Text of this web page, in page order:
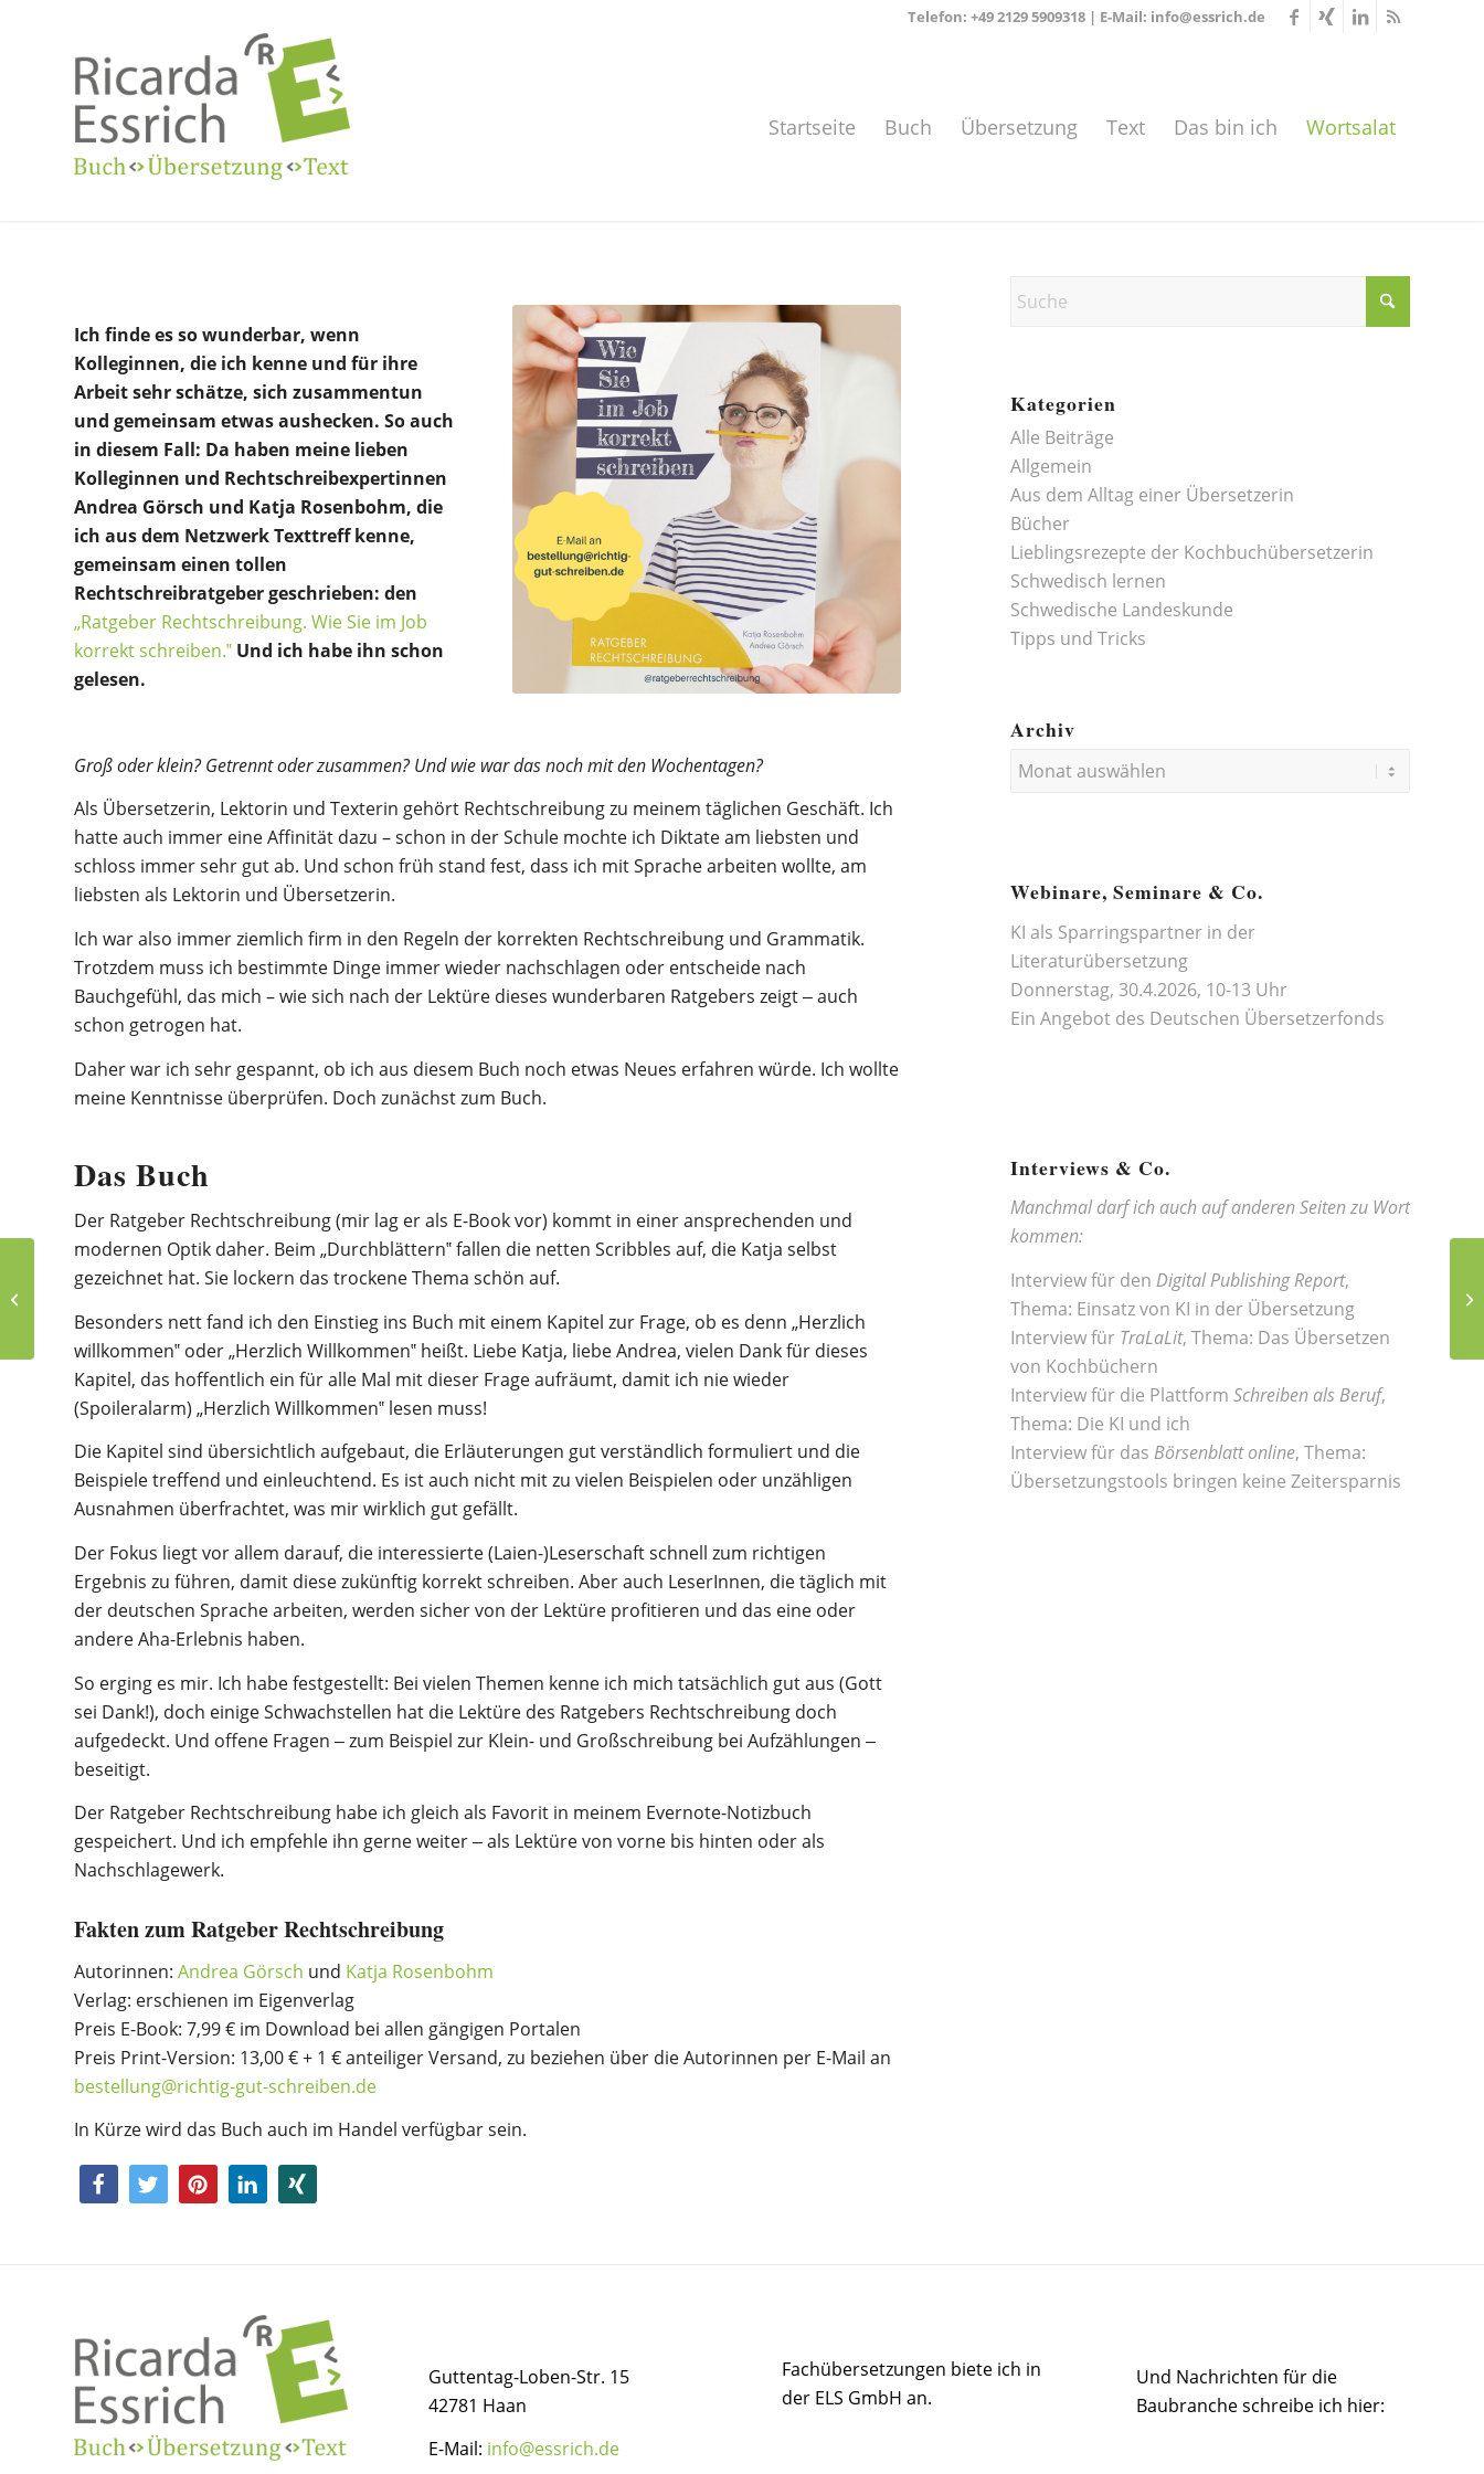
Telefon: +49 2129 5909318 | E-Mail: info@essrich.de
Startseite Buch Übersetzung Text Das bin ich Wortsalat
Ich finde es so wunderbar, wenn
Kolleginnen, die ich kenne und für ihre
Arbeit sehr schätze, sich zusammentun
und gemeinsam etwas aushecken. So auch
in diesem Fall: Da haben meine lieben
Kolleginnen und Rechtschreibexpertinnen
Andrea Görsch und Katja Rosenbohm, die
ich aus dem Netzwerk Texttreff kenne,
gemeinsam einen tollen
Rechtschreibratgeber geschrieben: den
„Ratgeber Rechtschreibung. Wie Sie im Job
korrekt schreiben.‟ Und ich habe ihn schon
gelesen.
Groß oder klein? Getrennt oder zusammen? Und wie war das noch mit den Wochentagen?
Als Übersetzerin, Lektorin und Texterin gehört Rechtschreibung zu meinem täglichen Geschäft. Ich
hatte auch immer eine Affinität dazu – schon in der Schule mochte ich Diktate am liebsten und
schloss immer sehr gut ab. Und schon früh stand fest, dass ich mit Sprache arbeiten wollte, am
liebsten als Lektorin und Übersetzerin.
Ich war also immer ziemlich firm in den Regeln der korrekten Rechtschreibung und Grammatik.
Trotzdem muss ich bestimmte Dinge immer wieder nachschlagen oder entscheide nach
Bauchgefühl, das mich – wie sich nach der Lektüre dieses wunderbaren Ratgebers zeigt ‒ auch
schon getrogen hat.
Daher war ich sehr gespannt, ob ich aus diesem Buch noch etwas Neues erfahren würde. Ich wollte
meine Kenntnisse überprüfen. Doch zunächst zum Buch.
Das Buch
Der Ratgeber Rechtschreibung (mir lag er als E-Book vor) kommt in einer ansprechenden und
modernen Optik daher. Beim „Durchblättern‟ fallen die netten Scribbles auf, die Katja selbst
gezeichnet hat. Sie lockern das trockene Thema schön auf.
Besonders nett fand ich den Einstieg ins Buch mit einem Kapitel zur Frage, ob es denn „Herzlich
willkommen‟ oder „Herzlich Willkommen‟ heißt. Liebe Katja, liebe Andrea, vielen Dank für dieses
Kapitel, das hoffentlich ein für alle Mal mit dieser Frage aufräumt, damit ich nie wieder
(Spoileralarm) „Herzlich Willkommen‟ lesen muss!
Die Kapitel sind übersichtlich aufgebaut, die Erläuterungen gut verständlich formuliert und die
Beispiele treffend und einleuchtend. Es ist auch nicht mit zu vielen Beispielen oder unzähligen
Ausnahmen überfrachtet, was mir wirklich gut gefällt.
Der Fokus liegt vor allem darauf, die interessierte (Laien-)Leserschaft schnell zum richtigen
Ergebnis zu führen, damit diese zukünftig korrekt schreiben. Aber auch LeserInnen, die täglich mit
der deutschen Sprache arbeiten, werden sicher von der Lektüre profitieren und das eine oder
andere Aha-Erlebnis haben.
So erging es mir. Ich habe festgestellt: Bei vielen Themen kenne ich mich tatsächlich gut aus (Gott
sei Dank!), doch einige Schwachstellen hat die Lektüre des Ratgebers Rechtschreibung doch
aufgedeckt. Und offene Fragen ‒ zum Beispiel zur Klein- und Großschreibung bei Aufzählungen ‒
beseitigt.
Der Ratgeber Rechtschreibung habe ich gleich als Favorit in meinem Evernote-Notizbuch
gespeichert. Und ich empfehle ihn gerne weiter ‒ als Lektüre von vorne bis hinten oder als
Nachschlagewerk.
Fakten zum Ratgeber Rechtschreibung
Autorinnen: Andrea Görsch und Katja Rosenbohm
Verlag: erschienen im Eigenverlag
Preis E-Book: 7,99 € im Download bei allen gängigen Portalen
Preis Print-Version: 13,00 € + 1 € anteiliger Versand, zu beziehen über die Autorinnen per E-Mail an
bestellung@richtig-gut-schreiben.de
In Kürze wird das Buch auch im Handel verfügbar sein.
Kategorien
Alle Beiträge
Allgemein
Aus dem Alltag einer Übersetzerin
Bücher
Lieblingsrezepte der Kochbuchübersetzerin
Schwedisch lernen
Schwedische Landeskunde
Tipps und Tricks
Archiv
Webinare, Seminare & Co.
KI als Sparringspartner in der
Literaturübersetzung
Donnerstag, 30.4.2026, 10-13 Uhr
Ein Angebot des Deutschen Übersetzerfonds
Interviews & Co.
Manchmal darf ich auch auf anderen Seiten zu Wort
kommen:
Interview für den Digital Publishing Report,
Thema: Einsatz von KI in der Übersetzung
Interview für TraLaLit, Thema: Das Übersetzen
von Kochbüchern
Interview für die Plattform Schreiben als Beruf,
Thema: Die KI und ich
Interview für das Börsenblatt online, Thema:
Übersetzungstools bringen keine Zeitersparnis
Guttentag-Loben-Str. 15
42781 Haan
E-Mail: info@essrich.de
Fachübersetzungen biete ich in
der ELS GmbH an.
Und Nachrichten für die
Baubranche schreibe ich hier:
Gelaufen, gelesen (und